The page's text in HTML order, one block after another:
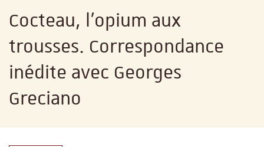
Cocteau, l’opium aux
trousses. Correspondance
inédite avec Georges
Greciano